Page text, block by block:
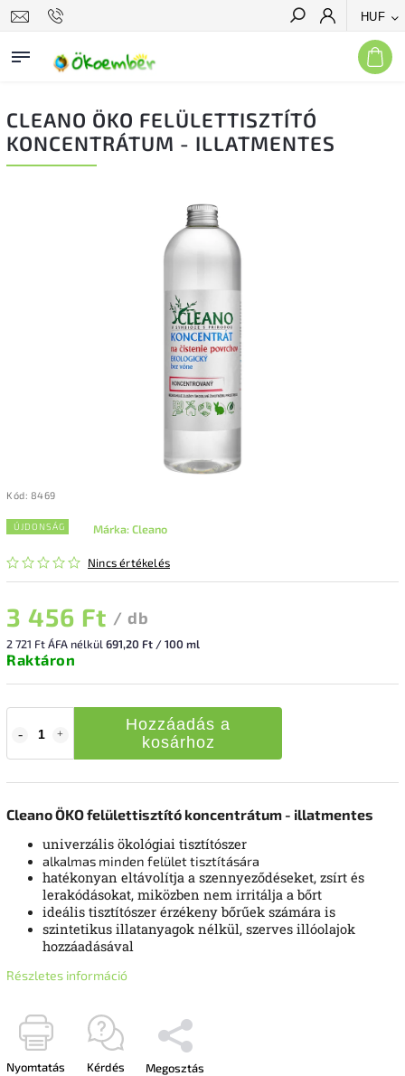
HUF
Keresés
CLEANO ÖKO FELÜLETTISZTÍTÓ
KONCENTRÁTUM - ILLATMENTES
Kód: 8469
ÚJDONSÁG
Nincs értékelés
Márka:Cleano
3 456 Ft / db
2 721 Ft ÁFA nélkül 691,20 Ft / 100 ml
Raktáron
Hozzáadás a
kosárhoz
Cleano ÖKO felülettisztító koncentrátum - illatmentes
univerzális ökológiai tisztítószer
alkalmas minden felület tisztítására
hatékonyan eltávolítja a szennyeződéseket, zsírt és
lerakódásokat, miközben nem irritálja a bőrt
ideális tisztítószer érzékeny bőrűek számára is
szintetikus illatanyagok nélkül, szerves illóolajok
hozzáadásával
Részletes információ
Nyomtatás Kérdés Megosztás